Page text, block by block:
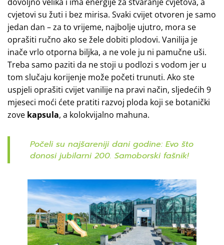
cvjetovi su žuti i bez mirisa. Svaki cvijet otvoren je samo
jedan dan – za to vrijeme, najbolje ujutro, mora se
oprašiti ručno ako se žele dobiti plodovi. Vanilija je
inače vrlo otporna biljka, a ne vole ju ni pamučne uši.
Treba samo paziti da ne stoji u podlozi s vodom jer u
tom slučaju korijenje može početi trunuti. Ako ste
uspjeli oprašiti cvijet vanilije na pravi način, sljedećih 9
mjeseci moći ćete pratiti razvoj ploda koji se botanički
zove kapsula, a kolokvijalno mahuna.
Počeli su najšareniji dani godine: Evo što
donosi jubilarni 200. Samoborski fašnik!